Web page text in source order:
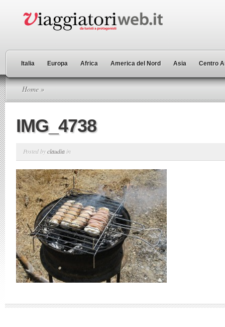
Italia Europa Africa America del Nord Asia Centro
Home »
IMG_4738
Posted byclaudia in